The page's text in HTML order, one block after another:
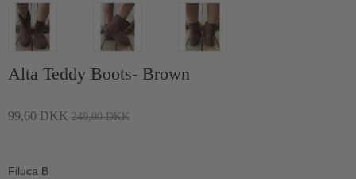
Alta Teddy Boots- Brown
99,60 DKK 249,00 DKK
Filuca B